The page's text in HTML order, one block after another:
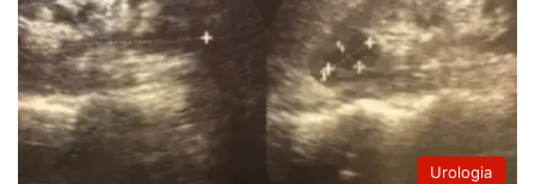
Urologia